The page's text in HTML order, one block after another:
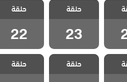
يسعني
24
العالم لا يسعني
مدبلج الحلقة 23
حلقة
23
العالم لا يسعني
مدبلج الحلقة 22
حلقة
22
هذا
يسعني
13
مسلسل هذا
العالم لا يسعني
مدبلج الحلقة 12
حلقة
مسلسل هذا
العالم لا يسعني
مدبلج الحلقة 11
حلقة